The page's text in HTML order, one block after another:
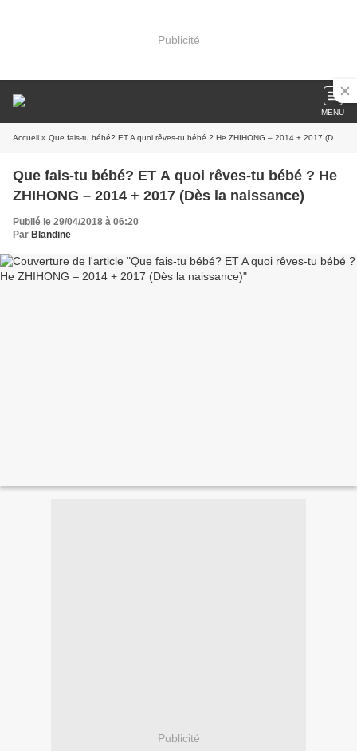
Publicité
MENU
Accueil » Que fais-tu bébé? ET A quoi rêves-tu bébé ? He ZHIHONG – 2014 + 2017 (Dès la naissance)
Que fais-tu bébé? ET A quoi rêves-tu bébé ? He
ZHIHONG – 2014 + 2017 (Dès la naissance)
Publié le 29/04/2018 à 06:20
Par Blandine
Publicité